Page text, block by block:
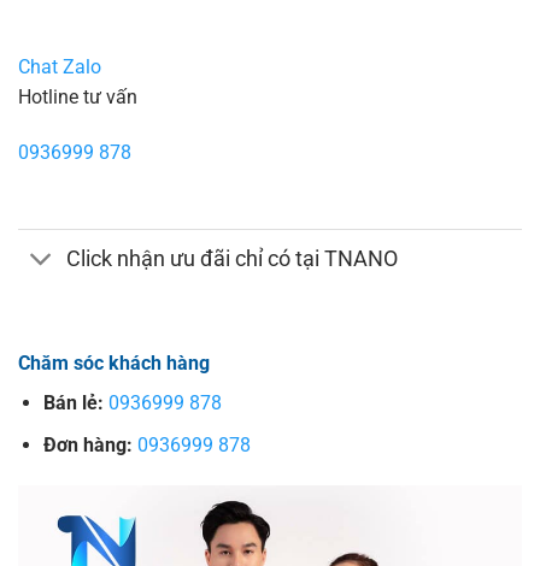
Chat Zalo
Hotline tư vấn
0936999 878
Click nhận ưu đãi chỉ có tại TNANO
Chăm sóc khách hàng
Bán lẻ: 0936999 878
Đơn hàng: 0936999 878